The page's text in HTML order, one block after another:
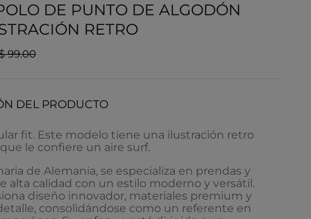
DE PUNTO DE ALGODÓN
RETRO
99.00
DEL PRODUCTO
fit. Este modelo tiene una ilustración retro
le confiere un aire surf.
de Alemania, se especializa en prendas y
alta calidad con un estilo moderno y versátil.
diseño innovador, materiales premium y
consolidándose como un referente en